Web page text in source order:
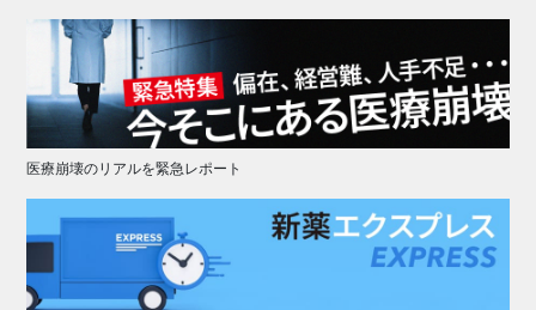
医療崩壊のリアルを緊急レポート